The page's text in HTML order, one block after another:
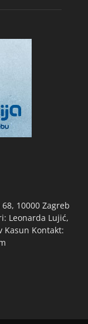
10000 Zagreb
Leonarda Lujić,
Kasun Kontakt: